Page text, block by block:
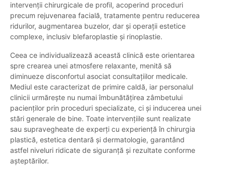
intervenții chirurgicale de profil, acoperind proceduri
precum rejuvenarea facială, tratamente pentru reducerea
ridurilor, augmentarea buzelor, dar și operații estetice
complexe, inclusiv blefaroplastie și rinoplastie.
Ceea ce individualizează această clinică este orientarea
spre crearea unei atmosfere relaxante, menită să
diminueze disconfortul asociat consultațiilor medicale.
Mediul este caracterizat de primire caldă, iar personalul
clinicii urmărește nu numai îmbunătățirea zâmbetului
pacienților prin proceduri specializate, ci și inducerea unei
stări generale de bine. Toate intervențiile sunt realizate
sau supravegheate de experți cu experiență în chirurgia
plastică, estetica dentară și dermatologie, garantând
astfel niveluri ridicate de siguranță și rezultate conforme
așteptărilor.